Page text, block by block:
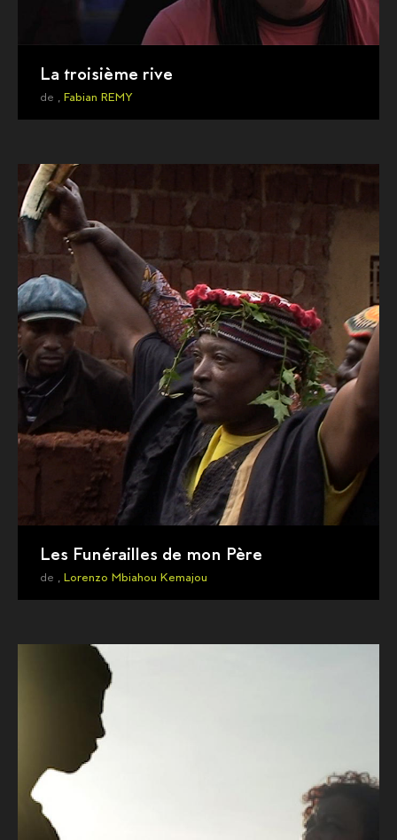
La troisième rive
de , Fabian REMY
Les Funérailles de mon Père
de , Lorenzo Mbiahou Kemajou